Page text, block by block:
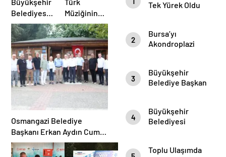
Tek Yürek Oldu
2
Bursa’yı
Akondroplazi
3
Büyükşehir
Belediye Başkan
Marşın
Bestecilerini
4
Büyükşehir
Belediyesi
“Aşure Bereket
Toplu Ulaşımda
Büyükşehir
Belediyesi’nden
İnegöl’e
Ulaşım
Hamlesi
Türk
Müziğinin
Güçlü Sesi
Aslı
Hünel’den
Açık Havada
Müzik
Ziyafeti
Osmangazi Belediye
Başkanı Erkan Aydın Cuma
Durağı Küplüpınar
Mahallesi Oldu